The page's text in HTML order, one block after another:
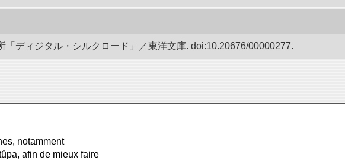
「ディジタル・シルクロード」／東洋文庫. doi:10.20676/00000277.
notamment
afin de mieux faire